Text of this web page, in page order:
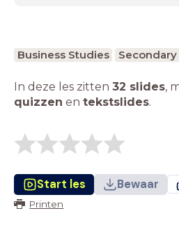
Business Studies
In deze les zitten 32 slides,
quizzen en tekstslides.
Start les Bewaar
Printen